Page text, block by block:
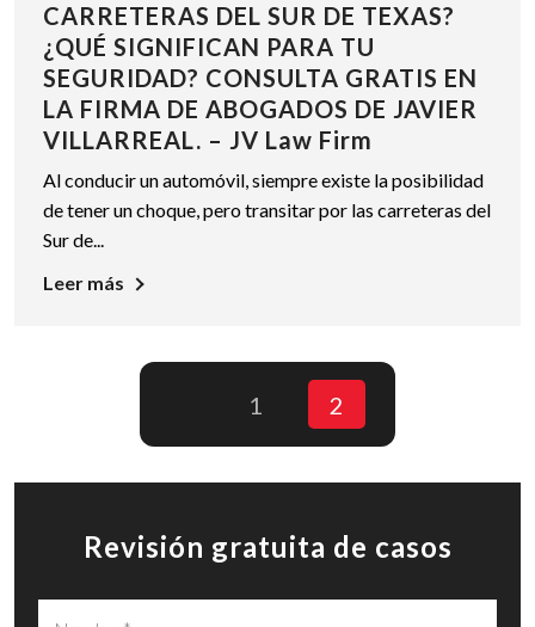
CARRETERAS DEL SUR DE TEXAS?
¿QUÉ SIGNIFICAN PARA TU
SEGURIDAD? CONSULTA GRATIS EN
LA FIRMA DE ABOGADOS DE JAVIER
VILLARREAL. – JV Law Firm
Al conducir un automóvil, siempre existe la posibilidad
de tener un choque, pero transitar por las carreteras del
Sur de...
Leer más
1 2
Revisión gratuita de casos